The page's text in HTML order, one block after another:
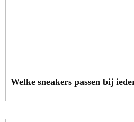
Welke sneakers passen bij